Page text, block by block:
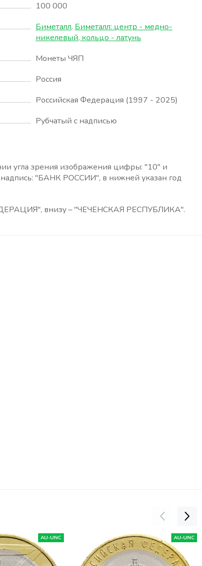
100 000
Биметалл, Биметалл: центр - медно-
никелевый, кольцо - латунь
Монеты ЧЯП
Россия
Российская Федерация (1997 - 2025)
Рубчатый с надписью
угла зрения изображения цифры: "10" и
"БАНК РОССИИ", в нижней указан год
внизу – "ЧЕЧЕНСКАЯ РЕСПУБЛИКА".
AU-UNC AU-UNC